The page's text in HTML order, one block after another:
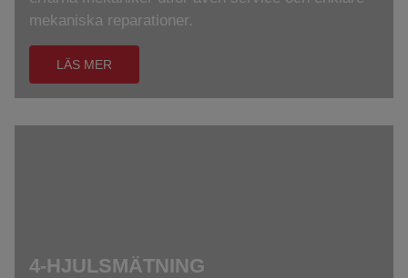
mekaniska reparationer.
LÄS MER
4-HJULSMÄTNING